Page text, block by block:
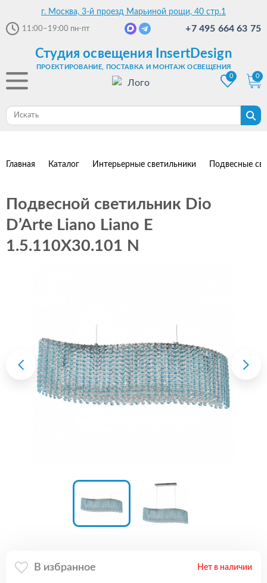
г. Москва, 3-й проезд Марьиной рощи, 40 стр.1
11:00–19:00 пн-пт +7 495 664 63 75
Студия освещения InsertDesign
ПРОЕКТИРОВАНИЕ, ПОСТАВКА И МОНТАЖ ОСВЕЩЕНИЯ
0
0
Главная Каталог Интерьерные светильники Подвесные
Подвесной светильник Dio
D’Arte Liano Liano E
1.5.110X30.101 N
В избранное Нет в наличии